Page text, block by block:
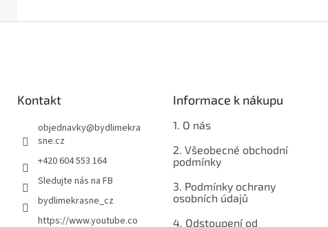
Kontakt
objednavky@bydlimekra
sne.cz
+420 604 553 164
Sledujte nás na FB
bydlimekrasne_cz
https://www.youtube.co
Informace k nákupu
1. O nás
2. Všeobecné obchodní
podmínky
3. Podmínky ochrany
osobních údajů
4. Odstoupení od